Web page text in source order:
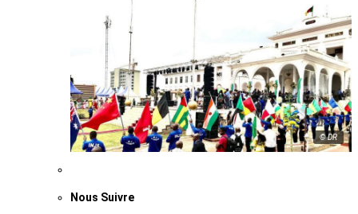
© DR
Nous Suivre